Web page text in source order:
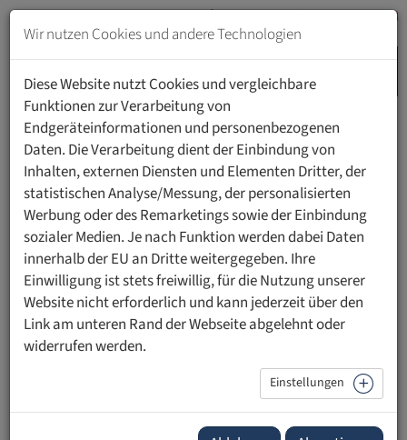
Zum
Inhalt
springen
Navigation
springen
HOME PERSONEN
Prof. Dr. med. Harald Renz
Co-Vorsitzender des Universitätsrats
Dekan der Medizinisch-Wissenschaftlichen Fakultät (ad
interim)
E-Mail:harald.renz@ufl.li
Wir nutzen Cookies und andere Technologien
Diese Website nutzt Cookies und vergleichbare
Funktionen zur Verarbeitung von
Endgeräteinformationen und personenbezogenen
Daten. Die Verarbeitung dient der Einbindung von
Inhalten, externen Diensten und Elementen Dritter, der
statistischen Analyse/Messung, der personalisierten
Werbung oder des Remarketings sowie der Einbindung
sozialer Medien. Je nach Funktion werden dabei Daten
innerhalb der EU an Dritte weitergegeben. Ihre
Einwilligung ist stets freiwillig, für die Nutzung unserer
Website nicht erforderlich und kann jederzeit über den
Link am unteren Rand der Webseite abgelehnt oder
widerrufen werden.
Einstellungen